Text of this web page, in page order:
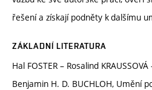
řešení a získají podněty k dalšímu
ZÁKLADNÍ LITERATURA
Hal FOSTER – Rosalind
Benjamin H. D. BUCHLOH, Umění